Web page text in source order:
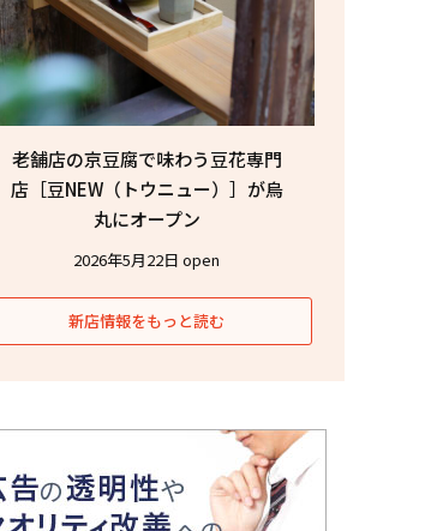
老舗店の京豆腐で味わう豆花専門
店［豆NEW（トウニュー）］が烏
丸にオープン
2026年5月22日 open
新店情報をもっと読む